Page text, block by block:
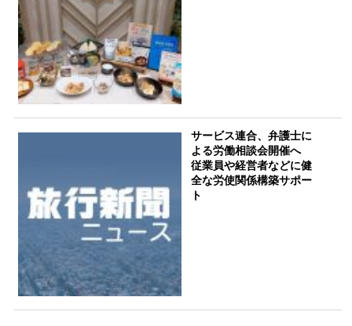
サービス連合、弁護士に
よる労働相談会開催へ
従業員や経営者などに健
全な労使関係構築サポー
ト